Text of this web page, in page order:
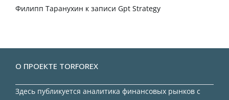
Филипп Таранухин к записи Gpt Strategy
О ПРОЕКТЕ TORFOREX
Здесь публикуется аналитика финансовых рынков с